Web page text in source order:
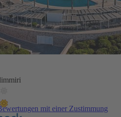
mit einer Zustimmung